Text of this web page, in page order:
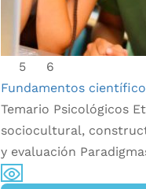
5
6
Fundamentos
Temario Psicológicos
sociocultural,
y evaluación